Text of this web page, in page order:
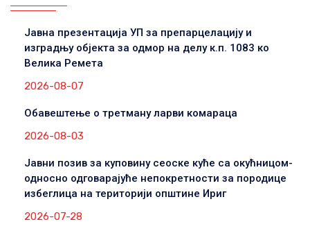
Јавна презентација УП за препарцелацију и
изградњу објекта за одмор на делу к.п. 1083 ко
Велика Ремета
2026-08-07
Обавештење о третману ларви комараца
2026-08-03
Јавни позив за куповину сеоске куће са окућницом-
односно одговарајуће непокретности за породице
избеглица на територији општине Ириг
2026-07-28